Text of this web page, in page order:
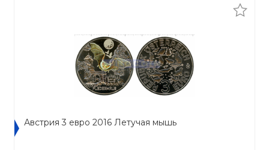
Австрия 3 евро 2016 Летучая мышь